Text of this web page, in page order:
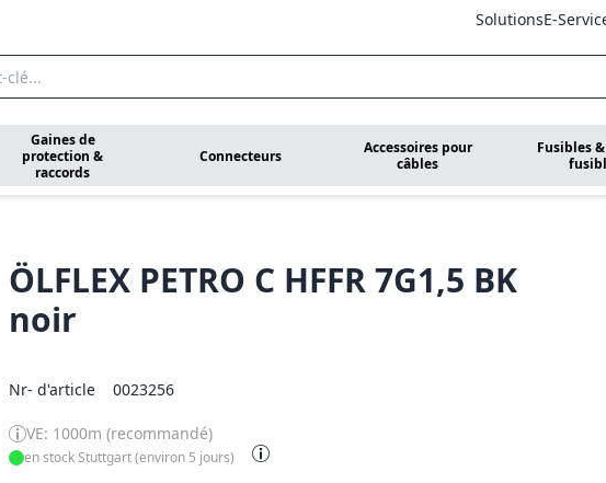
SolutionsE-
Gaines de
protection &
raccords
Connecteurs
Accessoires pour
câbles
Fusibles
ÖLFLEX PETRO C HFFR 7G1,5 BK
noir
Nr- d'article 0023256
VE: 1000m (recommandé)
en stock Stuttgart (environ 5 jours)